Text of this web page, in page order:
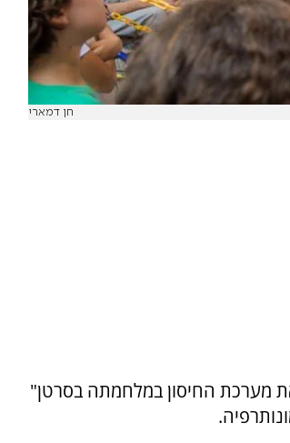
חן דמארי
מערכת החיסון במלחמתה בסרטן"